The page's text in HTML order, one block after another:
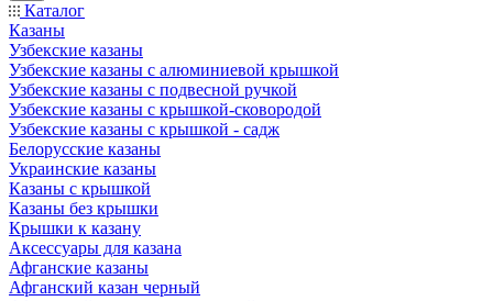
Каталог
Казаны
Узбекские казаны
Узбекские казаны с алюминиевой крышкой
Узбекские казаны с подвесной ручкой
Узбекские казаны с крышкой-сковородой
Узбекские казаны с крышкой - садж
Белорусские казаны
Украинские казаны
Казаны с крышкой
Казаны без крышки
Крышки к казану
Аксессуары для казана
Афганские казаны
Афганский казан черный